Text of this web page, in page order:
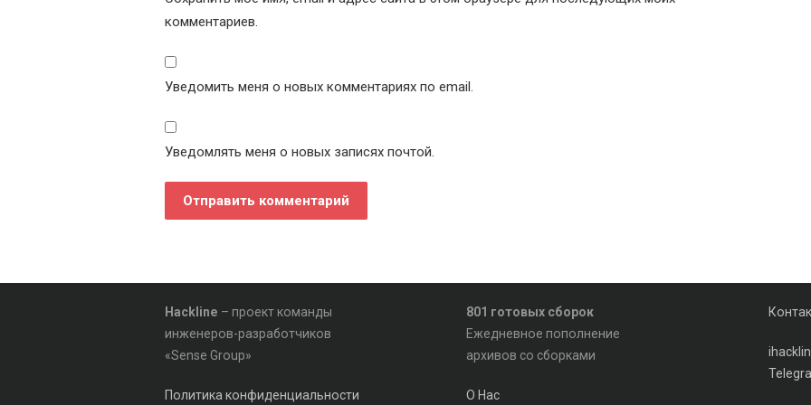
комментариев.
Уведомить меня о новых комментариях по email.
Уведомлять меня о новых записях почтой.
Hackline – проект команды
инженеров-разработчиков
«Sense Group»
Политика конфиденциальности
801 готовых сборок
Ежедневное пополнение
архивов со сборками
О Нас